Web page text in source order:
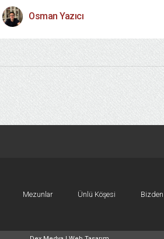
Osman Yazıcı
Mezunlar Ünlü Köşesi